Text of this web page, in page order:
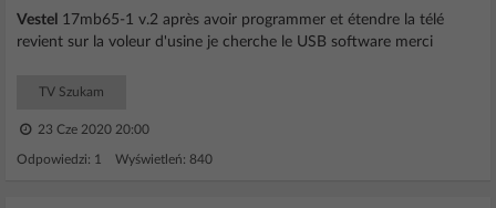
Vestel 17mb65-1 v.2 après avoir programmer et étendre la télé
revient sur la voleur d'usine je cherche le USB software merci
TV Szukam
23 Cze 2020 20:00
Odpowiedzi: 1 Wyświetleń: 840